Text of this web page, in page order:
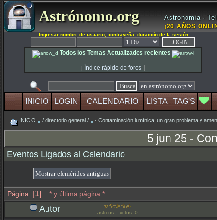
Astrónomo.org Astronomía ·
¡20 AÑOS
Ingresar nombre de usuario, contraseña, duración de la sesión
Todos los Temas Actualizados recientes
| Índice rápido de foros |
INICIO LOGIN CALENDARIO LISTA TAG'S
INICIO / directorio general / · Contaminación lumínica: un gran problema y
5 jun 25 -
Eventos Ligados al Calendario
Página: [1] * y última página *
Autor astrons: votos: 0